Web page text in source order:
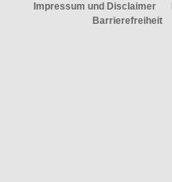
Impressum und Disclaimer
Barrierefreiheit